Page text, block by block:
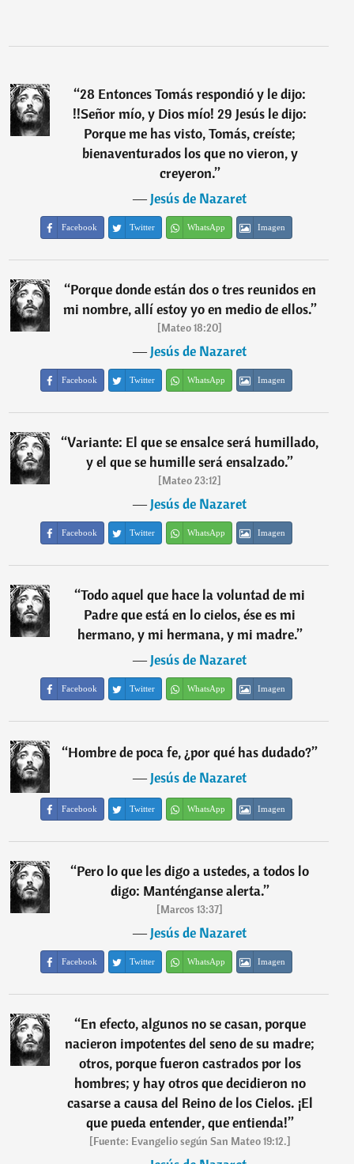
“28 Entonces Tomás respondió y le dijo:
!!Señor mío, y Dios mío! 29 Jesús le dijo:
Porque me has visto, Tomás, creíste;
bienaventurados los que no vieron, y
creyeron.”
―Jesús de Nazaret
Facebook Twitter WhatsApp Imagen
“Porque donde están dos o tres reunidos en
mi nombre, allí estoy yo en medio de ellos.”
[Mateo 18:20]
―Jesús de Nazaret
Facebook Twitter WhatsApp Imagen
“Variante: El que se ensalce será humillado,
y el que se humille será ensalzado.”
[Mateo 23:12]
―Jesús de Nazaret
Facebook Twitter WhatsApp Imagen
“Todo aquel que hace la voluntad de mi
Padre que está en lo cielos, ése es mi
hermano, y mi hermana, y mi madre.”
―Jesús de Nazaret
Facebook Twitter WhatsApp Imagen
“Hombre de poca fe, ¿por qué has dudado?”
―Jesús de Nazaret
Facebook Twitter WhatsApp Imagen
“Pero lo que les digo a ustedes, a todos lo
digo: Manténganse alerta.”
[Marcos 13:37]
―Jesús de Nazaret
Facebook Twitter WhatsApp Imagen
“En efecto, algunos no se casan, porque
nacieron impotentes del seno de su madre;
otros, porque fueron castrados por los
hombres; y hay otros que decidieron no
casarse a causa del Reino de los Cielos. ¡El
que pueda entender, que entienda!”
[Fuente: Evangelio según San Mateo 19:12.]